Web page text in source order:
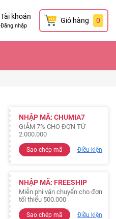
Tài khoản
Đăng nhập
Giỏ hàng 0
NHẬP MÃ: CHUMIA7
GIẢM 7% CHO ĐƠN TỪ
2.000.000
Sao chép mã Điều kiện
NHẬP MÃ: FREESHIP
Miễn phí vận chuyển cho đơn
tối thiểu 500.000
Sao chép mã Điều kiện